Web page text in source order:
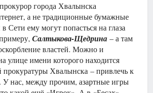
города Хвалынска
а не традиционные бумажные
Сети ему могут попасться на глаза
Салтыкова-Щедрина – а там
властей. Можно и
улице имени которого находится
прокуратуры Хвалынска – привлечь к
У нас, между прочим, азартные игры